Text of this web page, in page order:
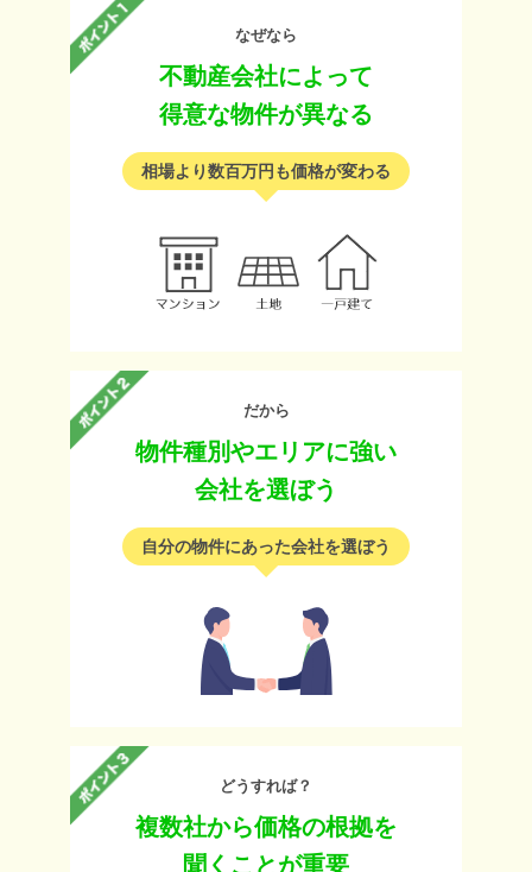
なぜなら
不動産会社によって
得意な物件が異なる
相場より数百万円も価格が変わる
だから
物件種別やエリアに強い
会社を選ぼう
自分の物件にあった会社を選ぼう
どうすれば？
複数社から価格の根拠を
聞くことが重要